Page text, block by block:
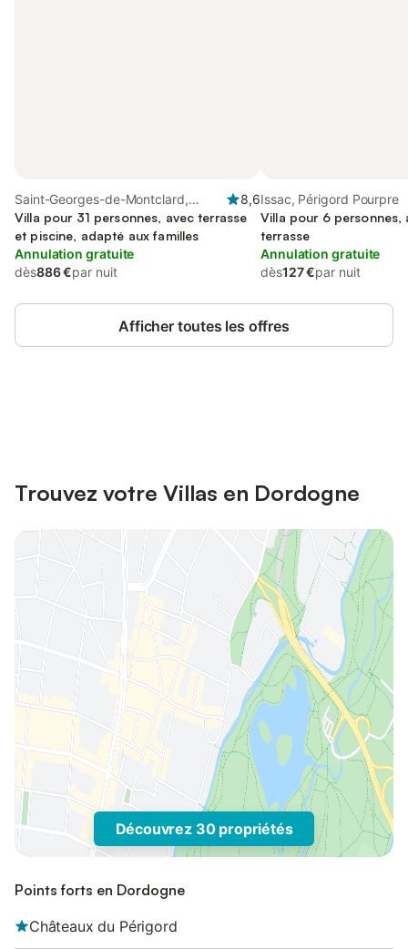
Saint-Georges-de-Montclard,
Périgord Pourpre
8,6
Villa pour 31 personnes, avec terrasse
et piscine, adapté aux familles
Annulation gratuite
dès886 €par nuit
Issac, Périgord Pourpre
Villa pour 6 personnes,
terrasse
Annulation gratuite
dès127 €par nuit
Afficher toutes les offres
Trouvez votre Villas en Dordogne
Découvrez 30 propriétés
Points forts en Dordogne
Châteaux du Périgord